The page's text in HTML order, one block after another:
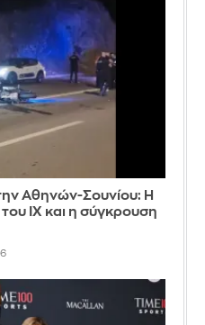
Αθηνών-Σουνίου: Η
ΙΧ και η σύγκρουση